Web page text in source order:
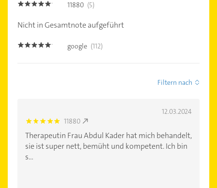
5.0 11880 (5)
Nicht in Gesamtnote aufgeführt
5.0 google (112)
Filtern nach
12.03.2024
5.0 11880
Therapeutin Frau Abdul Kader hat mich behandelt,
sie ist super nett, bemüht und kompetent. Ich bin
s...